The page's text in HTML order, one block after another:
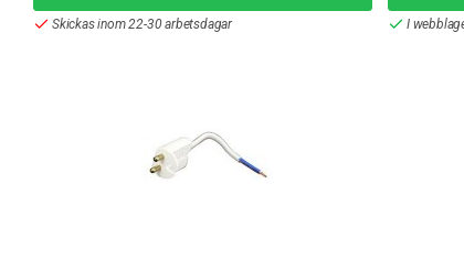
Skickas inom 22-30 arbetsdagar I